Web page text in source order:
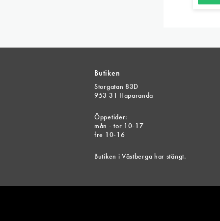
Butiken
Storgatan 83D
953 31 Haparanda
Öppetider:
mån - tor 10-17
fre 10-16
Butiken i Västberga har stängt.